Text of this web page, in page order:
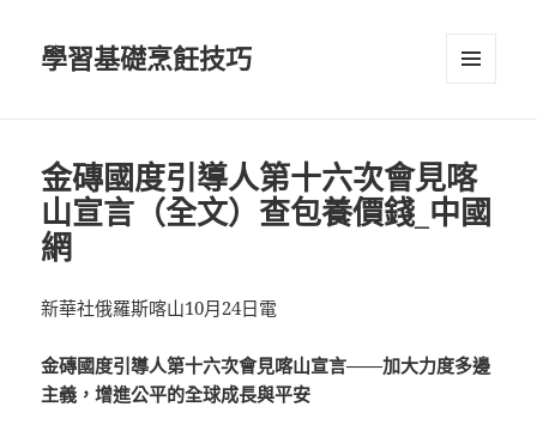
學習基礎烹飪技巧
金磚國度引導人第十六次會見喀
山宣言（全文）查包養價錢_中國
網
新華社俄羅斯喀山10月24日電
金磚國度引導人第十六次會見喀山宣言——加大力度多邊
主義，增進公平的全球成長與平安